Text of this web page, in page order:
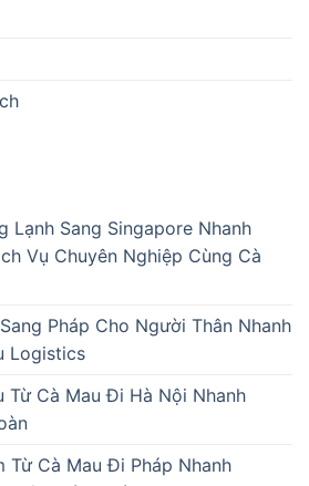
Lạnh Sang Singapore Nhanh
Vụ Chuyên Nghiệp Cùng Cà
Pháp Cho Người Thân Nhanh
Logistics
Từ Cà Mau Đi Hà Nội Nhanh
Từ Cà Mau Đi Pháp Nhanh